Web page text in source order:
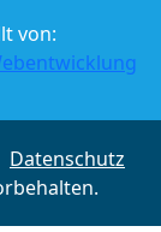
von:
Datenschutz